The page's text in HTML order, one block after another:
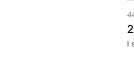
I